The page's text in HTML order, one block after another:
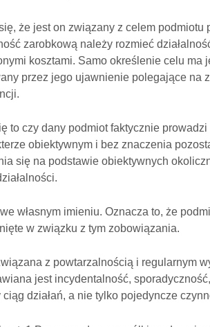
że jest on związany z celem
zarobkową należy rozmieć
kosztami. Samo określenie celu
przez jego ujawnienie polegające na
to czy dany podmiot faktycznie
obiektywnym i bez znaczenia
się na podstawie obiektywnych
własnym imieniu. Oznacza to, że
w związku z tym zobowiązania.
z powtarzalnością i regularnym
jest incydentalność,
działań, a nie tylko pojedyncze